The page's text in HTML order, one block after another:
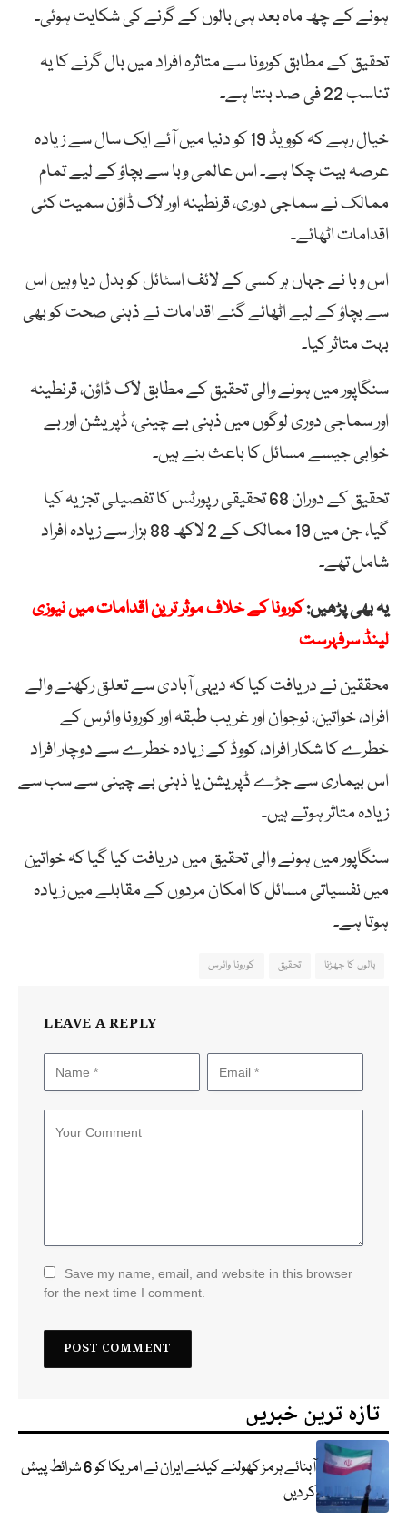
ہونے کے چھ ماہ بعد ہی بالوں کے گرنے کی شکایت ہوئی۔
تحقیق کے مطابق کورونا سے متاثرہ افراد میں بال گرنے کا یہ
تناسب 22 فی صد بنتا ہے۔
خیال رہے کہ کوویڈ 19 کو دنیا میں آئے ایک سال سے زیادہ
عرصہ بیت چکا ہے۔ اس عالمی وبا سے بچاؤ کے لیے تمام
ممالک نے سماجی دوری، قرنطینہ اور لاک ڈاؤن سمیت کئی
اقدامات اٹھائے۔
اس وبا نے جہاں ہر کسی کے لائف اسٹائل کو بدل دیا وہیں اس
سے بچاؤ کے لیے اٹھائے گئے اقدامات نے ذہنی صحت کو بھی
بہت متاثر کیا۔
سنگاپور میں ہونے والی تحقیق کے مطابق لاک ڈاؤن، قرنطینہ
اور سماجی دوری لوگوں میں ذہنی بے چینی، ڈپریشن اور بے
خوابی جیسے مسائل کا باعث بنے ہیں۔
تحقیق کے دوران 68 تحقیقی رپورٹس کا تفصیلی تجزیہ کیا
گیا، جن میں 19 ممالک کے 2 لاکھ 88 ہزار سے زیادہ افراد
شامل تھے۔
یہ بھی پڑھیں:کورونا کے خلاف موثر ترین اقدامات میں نیوزی
لینڈ سرفہرست
محققین نے دریافت کیا کہ دیہی آبادی سے تعلق رکھنے والے
افراد، خواتین، نوجوان اور غریب طبقہ اور کورونا وائرس کے
خطرے کا شکار افراد، کووڈ کے زیادہ خطرے سے دوچار افراد
اس بیماری سے جڑے ڈپریشن یا ذہنی بے چینی سے سب سے
زیادہ متاثر ہوتے ہیں۔
سنگاپور میں ہونے والی تحقیق میں دریافت کیا گیا کہ خواتین
میں نفسیاتی مسائل کا امکان مردوں کے مقابلے میں زیادہ
ہوتا ہے۔
بالوں کا جھڑنا تحقیق کورونا وائرس
LEAVE A REPLY
Save my name, email, and website in this browser
for the next time I comment.
تازہ ترین خبریں
آبنائے ہرمز کھولنے کیلئے ایران نے امریکا کو 6 شرائط پیش
کر دیں